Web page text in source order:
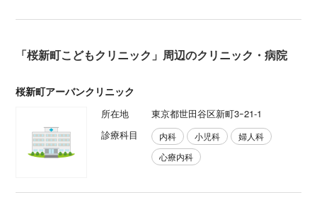
「桜新町こどもクリニック」周辺のクリニック・病院
桜新町アーバンクリニック
所在地
東京都世田谷区新町3ｰ21-1
診療科目
内科 小児科
婦人科
心療内科